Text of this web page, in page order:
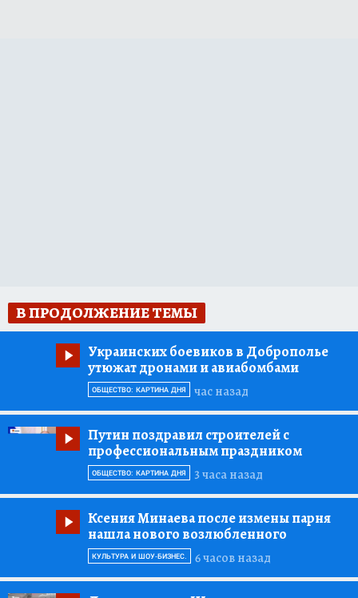
В ПРОДОЛЖЕНИЕ ТЕМЫ
Украинских боевиков в Доброполье
утюжат дронами и авиабомбами
час назад
ОБЩЕСТВО: КАРТИНА ДНЯ
Путин поздравил строителей с
профессиональным праздником
3 часа назад
ОБЩЕСТВО: КАРТИНА ДНЯ
Ксения Минаева после измены парня
нашла нового возлюбленного
6 часов назад
КУЛЬТУРА И ШОУ-БИЗНЕС.